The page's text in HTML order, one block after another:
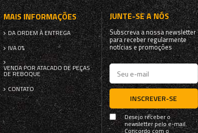
MAIS INFORMAÇÕES
DA ORDEM À ENTREGA
IVA 0%
VENDA POR ATACADO DE PEÇAS
DE REBOQUE
CONTATO
JUNTE-SE A NÓS
Subscreva a nossa newsletter
para receber regularmente
notícias e promoções
INSCREVER-SE
Desejo receber o
newsletter pelo e-mail.
Concordo com o